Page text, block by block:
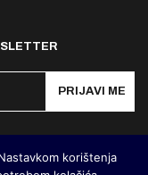
PRIJAVI ME
korištenja